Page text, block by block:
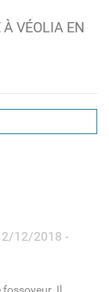
À VÉOLIA EN
12/2018 -